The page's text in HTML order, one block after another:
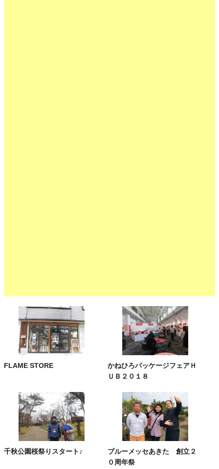
FLAME STORE
かねひろパッケージフェアＨ
ＵＢ２０１８
千秋公園桜祭りスタート♪
ブルーメッセあきた 創立２
０周年祭